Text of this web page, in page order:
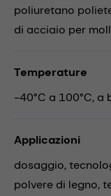
poliuretano
di acciaio per
Temperature
-40°C a 100°C, a
Applicazioni
dosaggio,
polvere di legno,